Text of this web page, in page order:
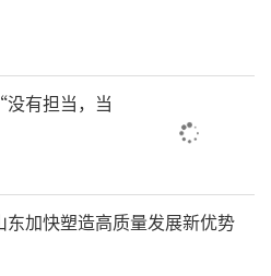
出系列教育改革突破举
力办好威海人民满意的
分钟小课间”“30分钟
，采取的主要措施是进
有担当，当
加快塑造高质量发展新优势